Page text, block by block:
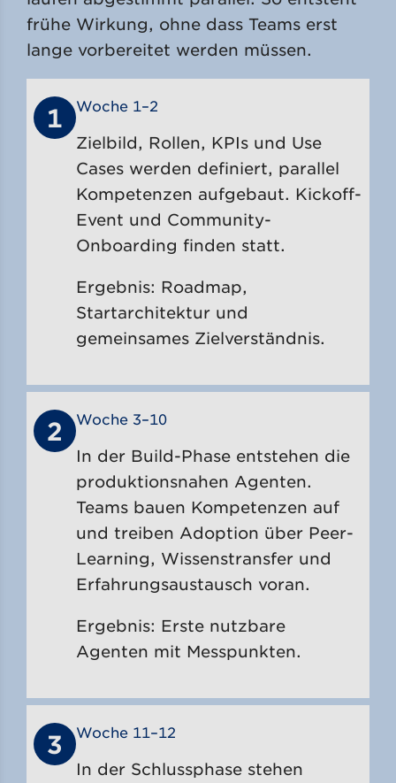
frühe Wirkung, ohne dass Teams erst
lange vorbereitet werden müssen.
1 Woche 1–2
Zielbild, Rollen, KPIs und Use
Cases werden definiert, parallel
Kompetenzen aufgebaut. Kickoff-
Event und Community-
Onboarding finden statt.
Ergebnis: Roadmap,
Startarchitektur und
gemeinsames Zielverständnis.
2 Woche 3–10
In der Build-Phase entstehen die
produktionsnahen Agenten.
Teams bauen Kompetenzen auf
und treiben Adoption über Peer-
Learning, Wissenstransfer und
Erfahrungsaustausch voran.
Ergebnis: Erste nutzbare
Agenten mit Messpunkten.
3 Woche 11–12
In der Schlussphase stehen